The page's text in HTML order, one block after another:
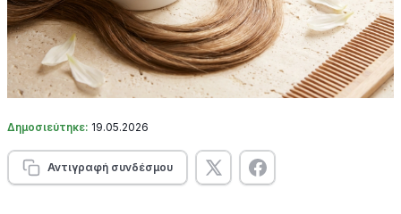
Δημοσιεύτηκε: 19.05.2026
Αντιγραφή συνδέσμου